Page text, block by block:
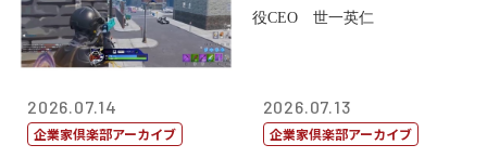
2026.07.14
企業家倶楽部アーカイブ
2026.07.13
企業家倶楽部アーカイブ